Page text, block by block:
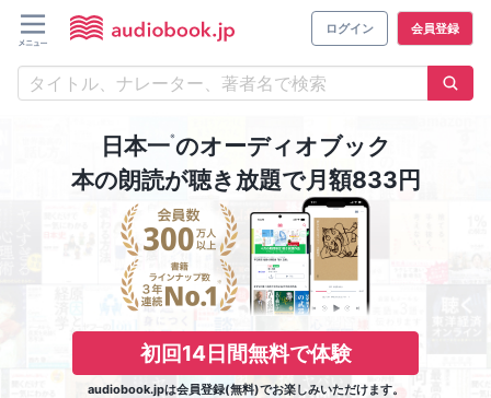
ログイン 会員登録
日本一※のオーディオブック
本の朗読が聴き放題で月額833円
初回14日間無料で体験
audiobook.jpは会員登録(無料)でお楽しみいただけます。